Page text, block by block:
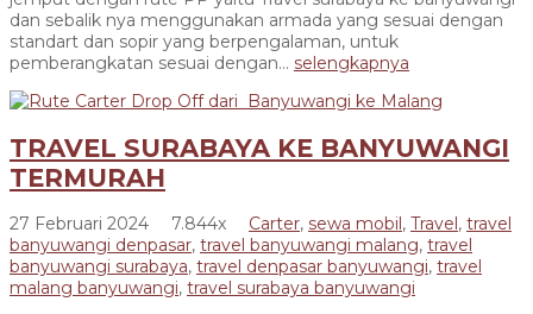
dan sebalik nya menggunakan armada yang sesuai dengan
standart dan sopir yang berpengalaman, untuk
pemberangkatan sesuai dengan... selengkapnya
TRAVEL SURABAYA KE BANYUWANGI
TERMURAH
27 Februari 2024 7.844x Carter, sewa mobil, Travel, travel
banyuwangi denpasar, travel banyuwangi malang, travel
banyuwangi surabaya, travel denpasar banyuwangi, travel
malang banyuwangi, travel surabaya banyuwangi